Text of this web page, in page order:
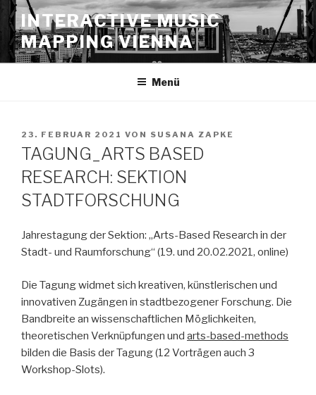
Zum
Inhalt
springen
INTERACTIVE MUSIC
MAPPING VIENNA
Menü
VERÖFFENTLICHT
AM
23. FEBRUAR 2021 VON SUSANA ZAPKE
TAGUNG_ARTS BASED
RESEARCH: SEKTION
STADTFORSCHUNG
Jahrestagung der Sektion: „Arts-Based Research in der
Stadt- und Raumforschung“ (19. und 20.02.2021, online)
Die Tagung widmet sich kreativen, künstlerischen und
innovativen Zugängen in stadtbezogener Forschung. Die
Bandbreite an wissenschaftlichen Möglichkeiten,
theoretischen Verknüpfungen und arts-based-methods
bilden die Basis der Tagung (12 Vorträgen auch 3
Workshop-Slots).